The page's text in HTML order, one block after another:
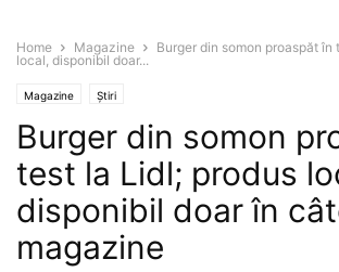
Home Magazine
Burger din somon proaspăt în
local, disponibil doar...
Magazine Știri
Burger din somon
test la Lidl; produs
disponibil doar în
magazine